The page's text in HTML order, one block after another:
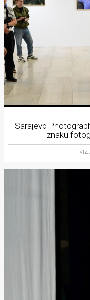
Sarajevo
znaku